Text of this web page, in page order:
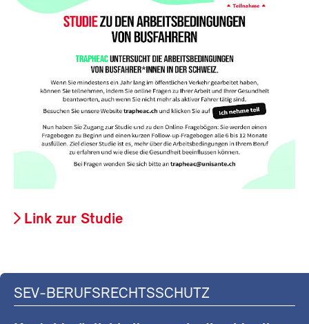
Link zur Studie
SEV-BERUFSRECHTSSCHUTZ